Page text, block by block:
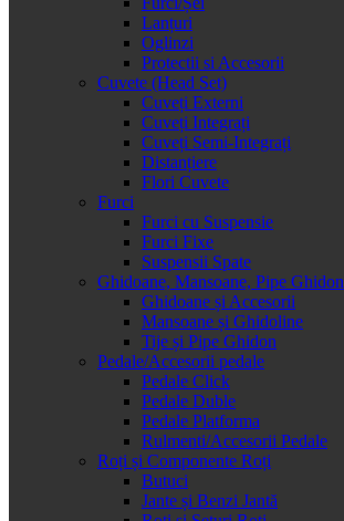
Lanțuri
Oglinzi
Protectii si Accesorii
Cuvete (Head Set)
Cuveți Externi
Cuveți Integrați
Cuveți Semi-Integrați
Distanțiere
Flori Cuvete
Furci
Furci cu Suspensie
Furci Fixe
Suspensii Spate
Ghidoane, Mansoane, Pipe Ghidon
Ghidoane și Accesorii
Mansoane și Ghidoline
Tije și Pipe Ghidon
Pedale/Accesorii pedale
Pedale Click
Pedale Duble
Pedale Platforma
Rulmenti/Accesorii Pedale
Roți și Componente Roți
Butuci
Jante și Benzi Jantă